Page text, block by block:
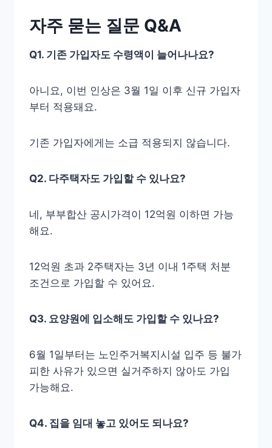
자주 묻는 질문 Q&A
Q1. 기존 가입자도 수령액이 늘어나나요?
아니요, 이번 인상은 3월 1일 이후 신규 가입자
부터 적용돼요.
기존 가입자에게는 소급 적용되지 않습니다.
Q2. 다주택자도 가입할 수 있나요?
네, 부부합산 공시가격이 12억원 이하면 가능
해요.
12억원 초과 2주택자는 3년 이내 1주택 처분
조건으로 가입할 수 있어요.
Q3. 요양원에 입소해도 가입할 수 있나요?
6월 1일부터는 노인주거복지시설 입주 등 불가
피한 사유가 있으면 실거주하지 않아도 가입
가능해요.
Q4. 집을 임대 놓고 있어도 되나요?